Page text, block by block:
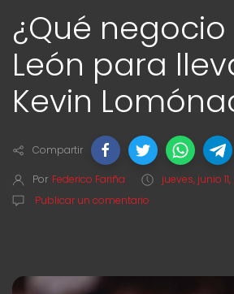
¿Qué
León para
Kevin
Compartir
Por Federico Fariña
jueves, junio
Publicar un comentario